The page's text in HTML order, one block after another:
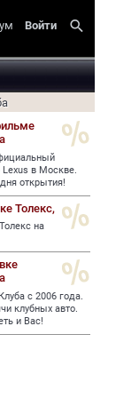
Войти search
Lexus в Москве.
открытия!
Толекс,
на
с 2006 года.
клубных авто.
и Вас!